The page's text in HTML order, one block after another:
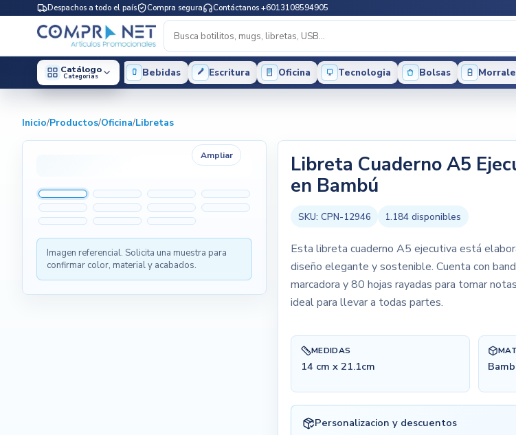
Despachos a todo el país Compra segura Contáctanos +6013108594905
Catálogo
Categorias Bebidas Escritura Oficina Tecnologia Bolsas
Inicio/Productos/Oficina/Libretas
Ampliar
Imagen referencial. Solicita una muestra para
confirmar color, material y acabados.
Libreta Cuaderno A5
en Bambú
SKU: CPN-12946 1.184 disponibles
Esta libreta cuaderno A5 ejecutiva está
diseño elegante y sostenible. Cuenta con
marcadora y 80 hojas rayadas para tomar
ideal para llevar a todas partes.
MEDIDAS
14 cm x 21.1cm
Personalizacion y descuentos